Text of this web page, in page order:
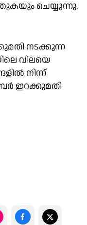
ചെയ്യുന്നു.
നടക്കുന്ന
വിലയെ
നിന്ന്
ഇറക്കുമതി